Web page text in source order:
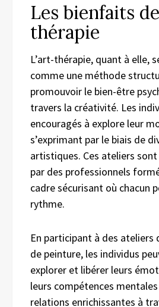
Les bienfaits
thérapie
L’art-thérapie, quant à elle,
comme une méthode
promouvoir le bien-être
travers la créativité. Les
encouragés à explore leur
s’exprimant par le biais de
artistiques. Ces ateliers
par des professionnels
cadre sécurisant où chacun
rythme.
En participant à des ateliers
de peinture, les individus
explorer et libérer leurs
leurs compétences
relations enrichissantes à